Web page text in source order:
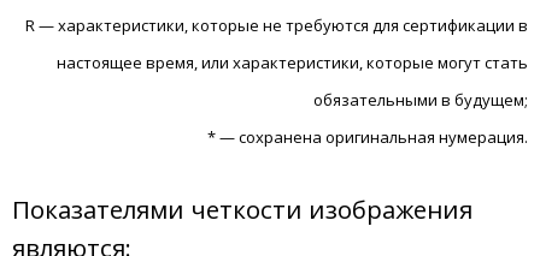
R — характеристики, которые не требуются для сертификации в
настоящее время, или характеристики, которые могут стать
обязательными в будущем;
* — сохранена оригинальная нумерация.
Показателями четкости изображения
являются: